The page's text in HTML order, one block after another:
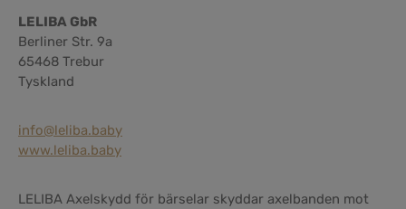
LELIBA GbR
Berliner Str. 9a
65468 Trebur
Tyskland
info@leliba.baby
www.leliba.baby
LELIBA Axelskydd för bärselar skyddar axelbanden mot